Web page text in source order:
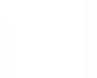
dekkende zwarte
vrij, 14+ dagen